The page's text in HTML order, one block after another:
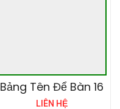
Bảng Tên Để Bàn 16
LIÊN HỆ